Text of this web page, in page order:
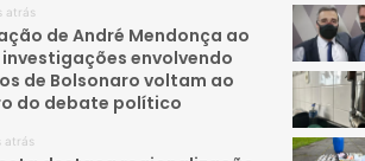
atrás
de André Mendonça ao
investigações envolvendo
de Bolsonaro voltam ao
do debate político
atrás